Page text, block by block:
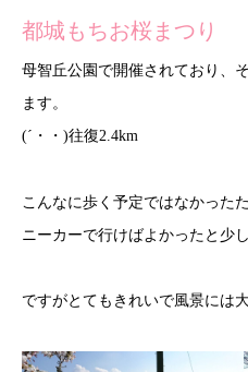
都城もちお桜まつり
母智丘公園で開催されており、
ます。
(´・・)往復2.4km
こんなに歩く予定ではなかった
ニーカーで行けばよかったと少
ですがとてもきれいで風景には